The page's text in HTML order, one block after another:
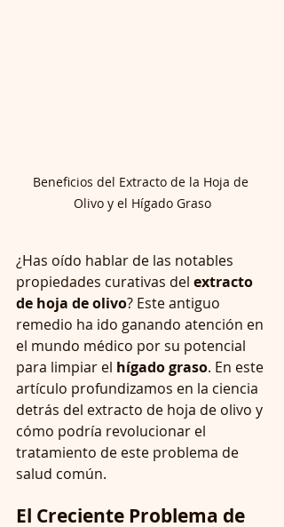
Beneficios del Extracto de la Hoja de
Olivo y el Hígado Graso
¿Has oído hablar de las notables
propiedades curativas del extracto
de hoja de olivo? Este antiguo
remedio ha ido ganando atención en
el mundo médico por su potencial
para limpiar el hígado graso. En este
artículo profundizamos en la ciencia
detrás del extracto de hoja de olivo y
cómo podría revolucionar el
tratamiento de este problema de
El Creciente Problema de